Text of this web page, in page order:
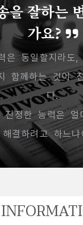
을 잘하는
가요?
은 동일할지라도
함께하는 것이
다.
진정한 능력은
결하려고 하느